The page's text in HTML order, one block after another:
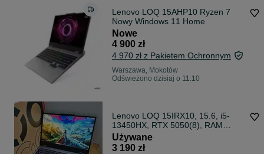
Lenovo LOQ 15AHP10 Ryzen 7
Nowy Windows 11 Home
Nowe
4 900 zł
4 970 zł z Pakietem Ochronnym
Warszawa, Mokotów
Odświeżono dzisiaj o 11:10
Lenovo LOQ 15IRX10, 15.6, i5-
13450HX, RTX 5050(8), RAM
16GB, SSD 512GB, 144Hz,
GWARANCJA!, tylko w Warszawie
Używane
3 190 zł